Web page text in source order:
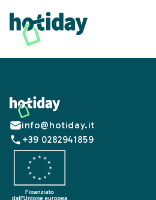
Footer
info@hotiday.it
+39 0282941859